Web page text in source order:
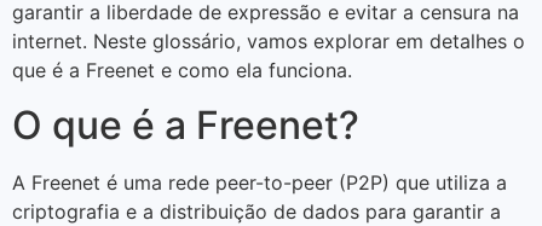
garantir a liberdade de expressão e evitar a censura na
internet. Neste glossário, vamos explorar em detalhes o
que é a Freenet e como ela funciona.
O que é a Freenet?
A Freenet é uma rede peer-to-peer (P2P) que utiliza a
criptografia e a distribuição de dados para garantir a